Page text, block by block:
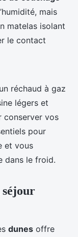
mais
matelas isolant
le contact
réchaud à gaz
légers et
conserver vos
pour
et vous
dans le froid.
dunes offre